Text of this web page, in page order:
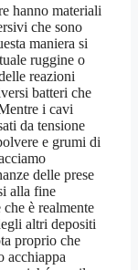
hanno materiali
che sono
maniera si
ruggine o
reazioni
batteri che
i cavi
da tensione
e grumi di
delle prese
alla fine
è realmente
altri depositi
proprio che
acchiappa